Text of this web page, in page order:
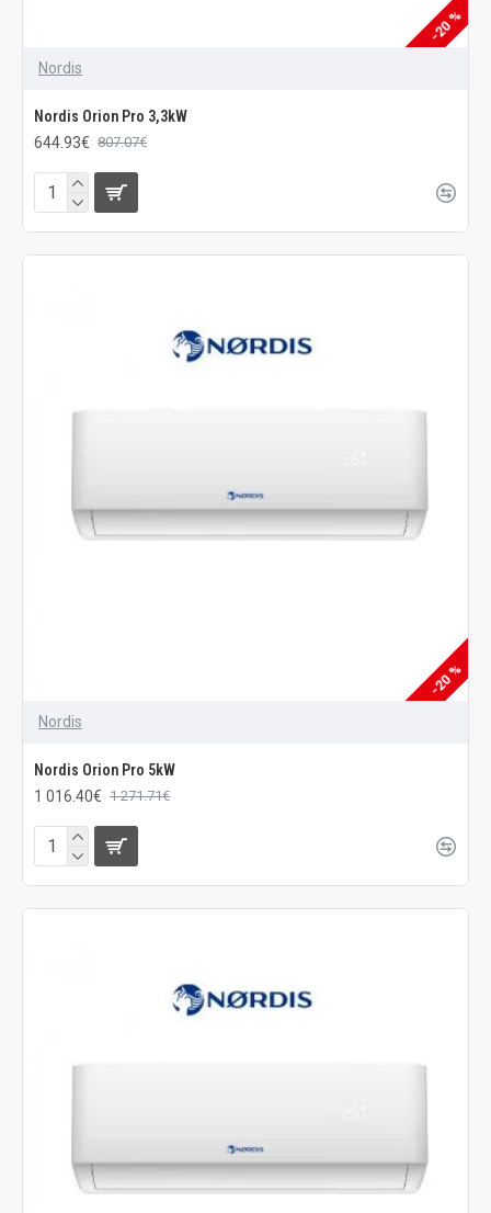
-20 %
Nordis
Nordis Orion Pro 3,3kW
644.93€ 807.07€
-20 %
Nordis
Nordis Orion Pro 5kW
1 016.40€ 1 271.71€